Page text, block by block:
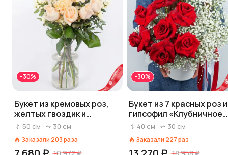
-30%
Букет из кремовых роз,
желтых гвоздик и
статицы «Нежное
50 см 30 см
Заказали 203раза
10 972 ₽
-30%
Букет из 7 красных роз
гипсофил «Клубничное
джелато»
40 см 30 см
Заказали 227раз
18 958 ₽